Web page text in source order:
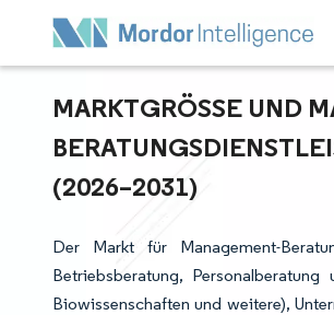
MARKTGRÖSSE UND
2026–2031)
Der Markt für Management-
Betriebsberatung,
Biowissenschaften und weitere),